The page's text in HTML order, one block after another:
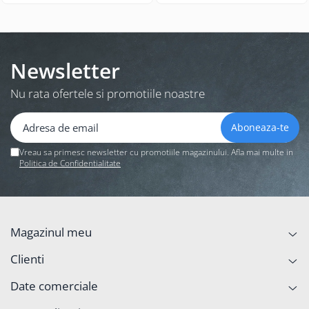
Newsletter
Nu rata ofertele si promotiile noastre
Vreau sa primesc newsletter cu promotiile magazinului. Afla mai multe in
Politica de Confidentialitate
Magazinul meu
Clienti
Date comerciale